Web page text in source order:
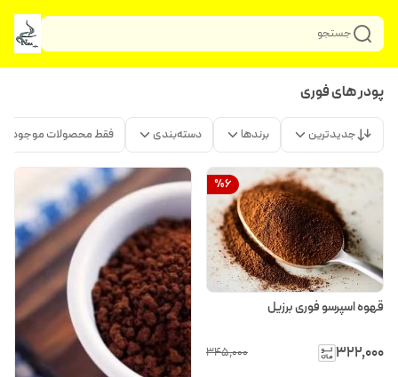
جستجو
پودر های فوری
جدیدترین برندها دسته‌بندی فقط محصولات موجود
%6
قهوه اسپرسو فوری برزیل
۳۲۲٬۰۰۰ ۳۴۵٬۰۰۰